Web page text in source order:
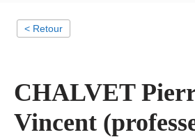
< Retour
CHALVET
Vincent